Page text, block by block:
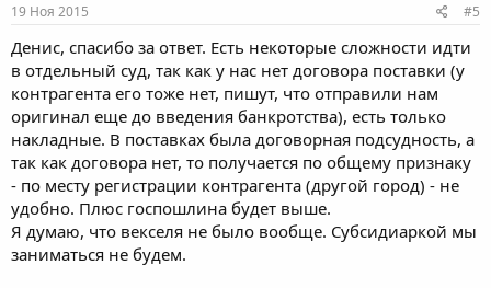
19 Ноя 2015 #5
Денис, спасибо за ответ. Есть некоторые сложности идти
в отдельный суд, так как у нас нет договора поставки (у
контрагента его тоже нет, пишут, что отправили нам
оригинал еще до введения банкротства), есть только
накладные. В поставках была договорная подсудность, а
так как договора нет, то получается по общему признаку
- по месту регистрации контрагента (другой город) - не
удобно. Плюс госпошлина будет выше.
Я думаю, что векселя не было вообще. Субсидиаркой мы
заниматься не будем.